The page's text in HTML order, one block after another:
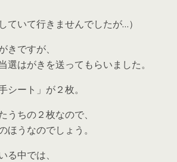
ていて行きませんでしたが…）
きですが、
選はがきを送ってもらいました。
シート」が２枚。
うちの２枚なので、
ほうなのでしょう。
る中では、